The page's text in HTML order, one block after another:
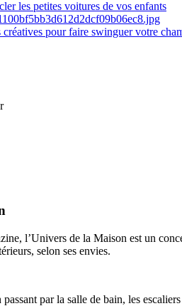
les petites voitures de vos enfants
créatives pour faire swinguer votre
l’Univers de la Maison est un
selon ses envies.
par la salle de bain, les